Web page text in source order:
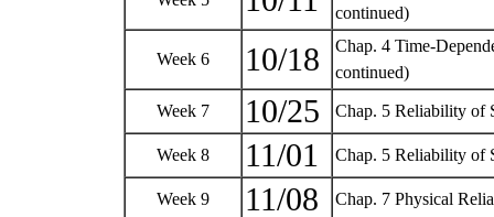
continued)
Week 6 10/18
Chap. 4 Time-
continued)
Week 7 10/25 Chap. 5 Reliability of
Week 8 11/01 Chap. 5 Reliability of
Week 9 11/08 Chap. 7 Physical